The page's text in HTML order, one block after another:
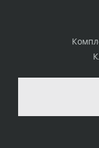
стоимости
товаром